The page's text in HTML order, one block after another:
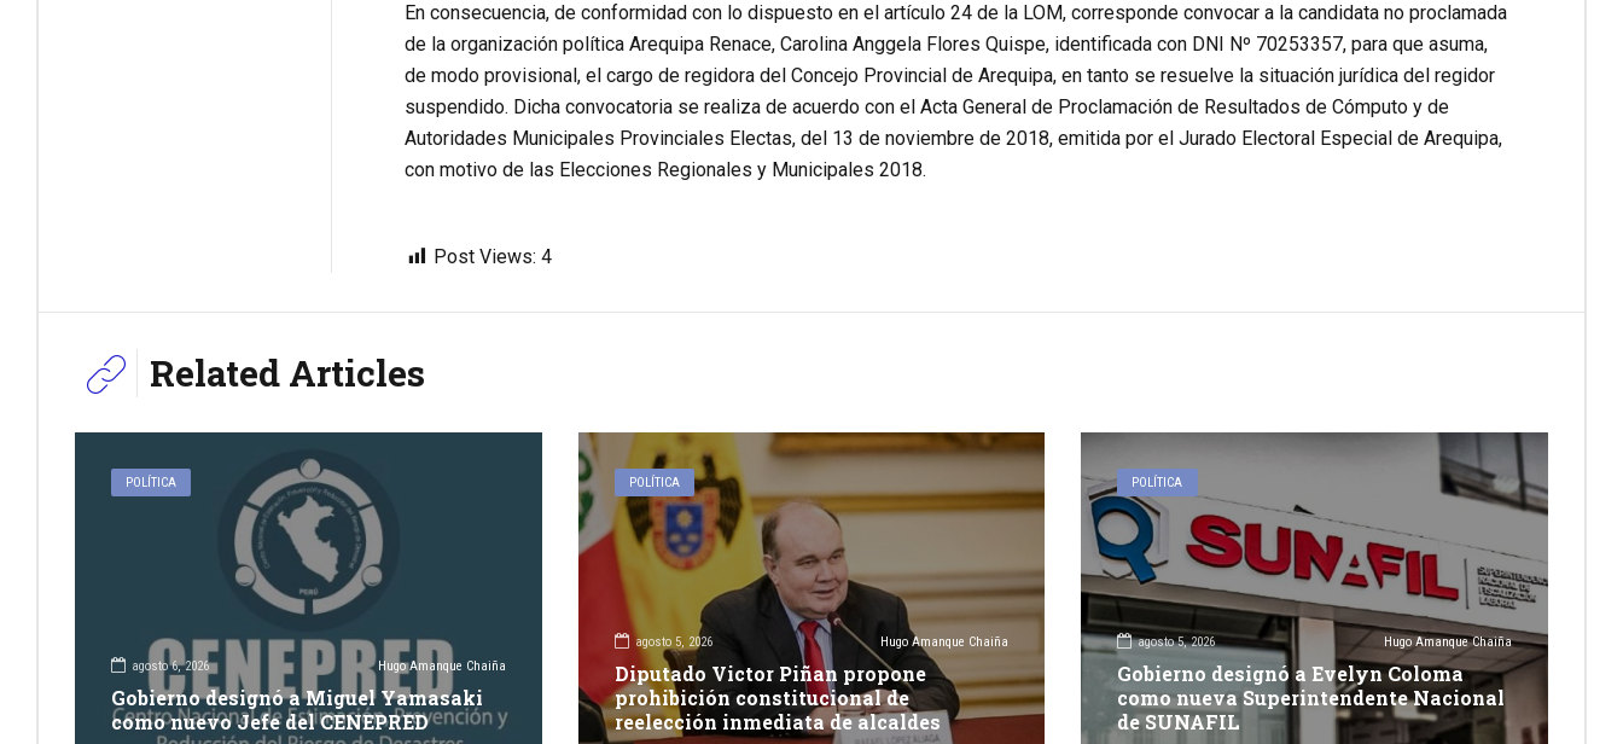
En consecuencia, de conformidad con lo dispuesto en el artículo 24 de la LOM, corresponde convocar a la candidata no proclamada
de la organización política Arequipa Renace, Carolina Anggela Flores Quispe, identificada con DNI Nº 70253357, para que asuma,
de modo provisional, el cargo de regidora del Concejo Provincial de Arequipa, en tanto se resuelve la situación jurídica del regidor
suspendido. Dicha convocatoria se realiza de acuerdo con el Acta General de Proclamación de Resultados de Cómputo y de
Autoridades Municipales Provinciales Electas, del 13 de noviembre de 2018, emitida por el Jurado Electoral Especial de Arequipa,
con motivo de las Elecciones Regionales y Municipales 2018.
Post Views: 4
Related Articles
POLÍTICA
agosto 6, 2026 Hugo Amanque Chaiña
Gobierno designó a Miguel Yamasaki
como nuevo Jefe del CENEPRED
POLÍTICA
agosto 5, 2026 Hugo Amanque Chaiña
Diputado Victor Piñan propone
prohibición constitucional de
reelección inmediata de alcaldes
POLÍTICA
agosto 5, 2026 Hugo Amanque Chaiña
Gobierno designó a Evelyn Coloma
como nueva Superintendente Nacional
de SUNAFIL